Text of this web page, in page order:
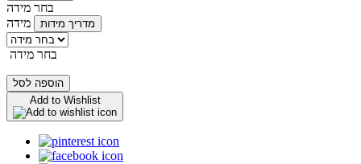
בחר מידה
מידה
מדריך מידות
בחר מידה
הוספה לסל
Add to Wishlist